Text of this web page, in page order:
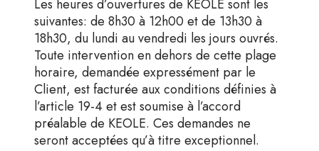
Les heures d’ouvertures de KEOLE sont les
suivantes: de 8h30 à 12h00 et de 13h30 à
18h30, du lundi au vendredi les jours ouvrés.
Toute intervention en dehors de cette plage
horaire, demandée expressément par le
Client, est facturée aux conditions définies à
l’article 19-4 et est soumise à l’accord
préalable de KEOLE. Ces demandes ne
seront acceptées qu’à titre exceptionnel.